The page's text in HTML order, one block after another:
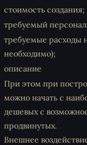
стоимость создания;
требуемый
требуемые расходы
необходимо);
описание
При этом при
можно начать с
дешевых с
продвинутых.
Внешнее